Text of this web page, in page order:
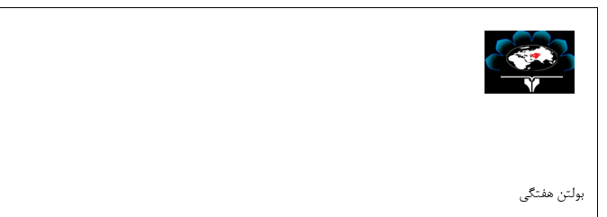
بولتن هفتگی